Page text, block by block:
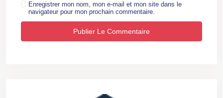
Enregistrer mon nom, mon e-mail et mon site dans le
navigateur pour mon prochain commentaire.